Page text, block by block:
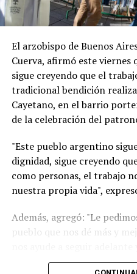
El arzobispo de Buenos
Cuerva, afirmó este viernes
sigue creyendo que el
tradicional bendición
Cayetano, en el barrio
de la celebración del
"Este pueblo argentino
dignidad, sigue creyendo
como personas, el trabajo
nuestra propia vida",
Además, agregó: "Le
pueblo que nos dé más y